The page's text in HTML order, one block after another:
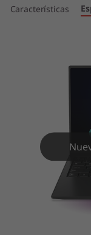
ThinkPad X1
Edition (14″,
Características